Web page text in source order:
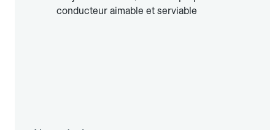
conducteur aimable et serviable